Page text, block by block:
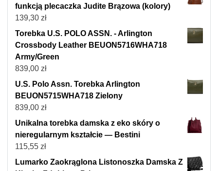
funkcją plecaczka Judite Brązowa (kolory)
139,30 zł
Torebka U.S. POLO ASSN. - Arlington
Crossbody Leather BEUON5716WHA718
Army/Green
839,00 zł
U.S. Polo Assn. Torebka Arlington
BEUON5715WHA718 Zielony
839,00 zł
Unikalna torebka damska z eko skóry o
nieregularnym kształcie — Bestini
115,55 zł
Lumarko Zaokrąglona Listonoszka Damska Z